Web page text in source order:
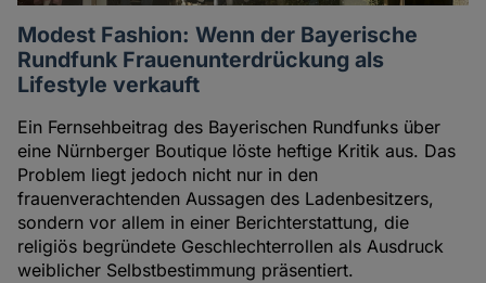
Modest Fashion: Wenn der Bayerische
Rundfunk Frauenunterdrückung als
Lifestyle verkauft
Ein Fernsehbeitrag des Bayerischen Rundfunks über
eine Nürnberger Boutique löste heftige Kritik aus. Das
Problem liegt jedoch nicht nur in den
frauenverachtenden Aussagen des Ladenbesitzers,
sondern vor allem in einer Berichterstattung, die
religiös begründete Geschlechterrollen als Ausdruck
weiblicher Selbstbestimmung präsentiert.